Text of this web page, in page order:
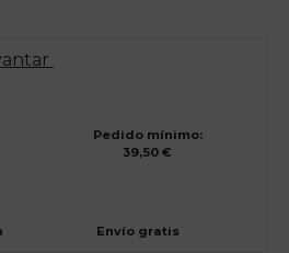
Pedido mínimo:
39,50 €
Envío gratis